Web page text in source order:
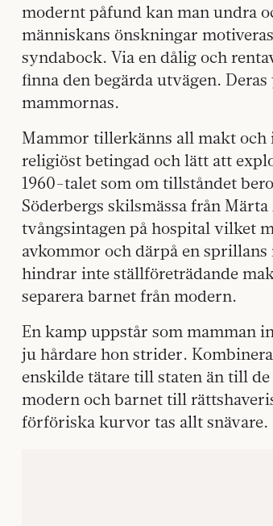
modernt påfund kan man undra
människans önskningar
syndabock. Via en dålig och
finna den begärda utvägen.
mammornas.
Mammor tillerkänns all makt och
religiöst betingad och lätt att
1960-talet som om tillståndet
Söderbergs skilsmässa från
tvångsintagen på hospital vilket
avkommor och därpå en
hindrar inte ställföreträdande
separera barnet från modern.
En kamp uppstår som mamman
ju hårdare hon strider.
enskilde tätare till staten än till
modern och barnet till
förföriska kurvor tas allt snävare.